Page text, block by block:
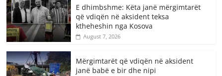
E dhimbshme: Këta janë mërgimtarët
që vdiqën në aksident teksa
ktheheshin nga Kosova
August 7, 2026
Mërgimtarët që vdiqën në aksident
janë babë e bir dhe nipi